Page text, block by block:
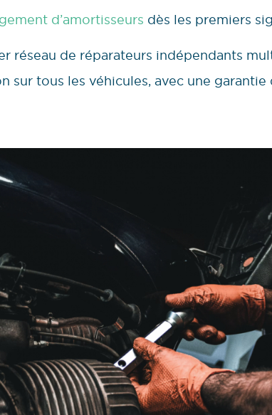
d’amortisseurs dès les premiers
réseau de réparateurs indépendants
sur tous les véhicules, avec une